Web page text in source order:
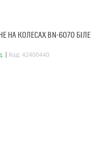
НА КОЛЕСАХ BN-6070 БІЛЕ
Код: 42400440